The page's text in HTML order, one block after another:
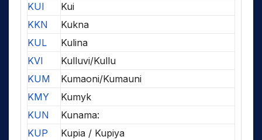
KUI
Kui
KKN
Kukna
KUL
Kulina
KVI
Kulluvi/Kullu
KUM
Kumaoni/Kumauni
KMY
Kumyk
KUN
Kunama:
KUP
Kupia / Kupiya